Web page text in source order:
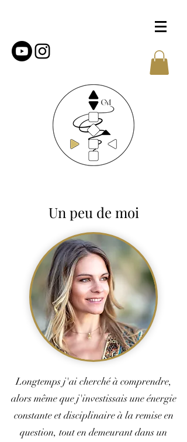
Un peu de moi
Longtemps j'ai cherché à comprendre,
alors même que j'investissais une énergie
constante et disciplinaire à la remise en
question, tout en demeurant dans un